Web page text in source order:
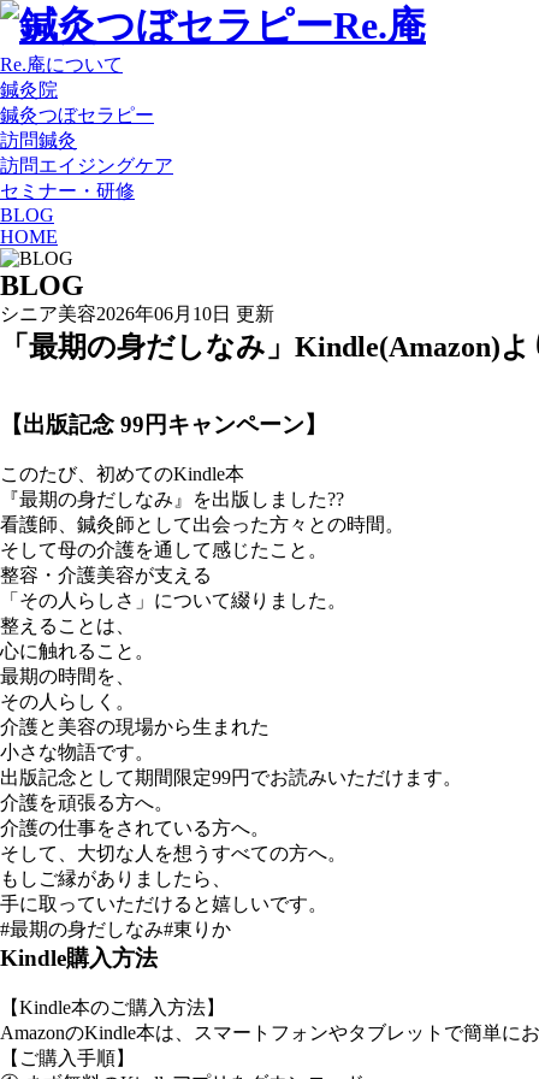
Re.庵について
鍼灸院
鍼灸つぼセラピー
訪問鍼灸
訪問エイジングケア
セミナー・研修
BLOG
HOME
BLOG
シニア美容2026年06月10日 更新
「最期の身だしなみ」Kindle(Amazon)
【出版記念 99円キャンペーン】
このたび、初めてのKindle本
『最期の身だしなみ』を出版しました??
看護師、鍼灸師として出会った方々との時間。
そして母の介護を通して感じたこと。
整容・介護美容が支える
「その人らしさ」について綴りました。
整えることは、
心に触れること。
最期の時間を、
その人らしく。
介護と美容の現場から生まれた
小さな物語です。
出版記念として期間限定99円でお読みいただけます。
介護を頑張る方へ。
介護の仕事をされている方へ。
そして、大切な人を想うすべての方へ。
もしご縁がありましたら、
手に取っていただけると嬉しいです。
#最期の身だしなみ#東りか
Kindle購入方法
【Kindle本のご購入方法】
AmazonのKindle本は、スマートフォンやタブレットで簡単に
【ご購入手順】